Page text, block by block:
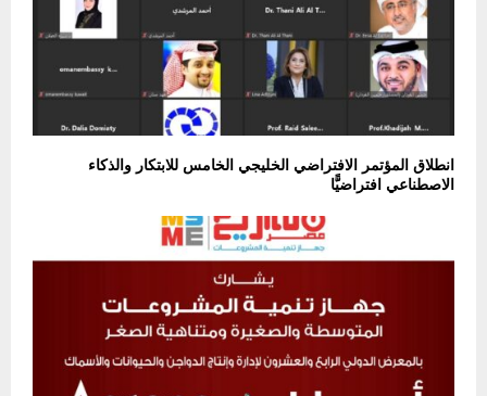
انطلاق المؤتمر الافتراضي الخليجي الخامس للابتكار والذكاء
الاصطناعي افتراضيًّا